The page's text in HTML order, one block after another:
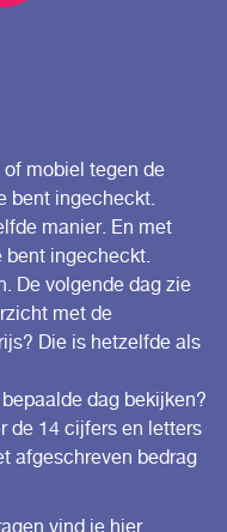
mobiel tegen de
bent ingecheckt.
manier. En met
ingecheckt.
De volgende dag zie
met de
Die is hetzelfde als
dag bekijken?
de 14 cijfers en letters
afgeschreven bedrag
vind je hier